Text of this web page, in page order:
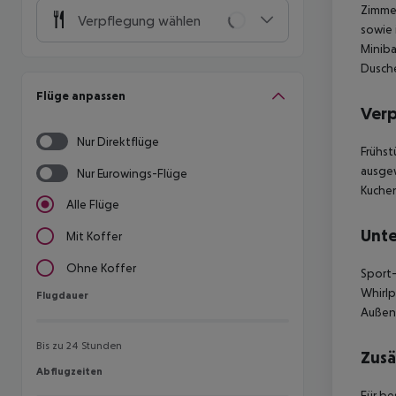
Verpflegung wählen
Flüge anpassen
Nur Direktflüge
Nur Eurowings-Flüge
Alle Flüge
Mit Koffer
Ohne Koffer
Flugdauer
Flugdauer
Bis zu 24 Stunden
Abflugzeiten
Abflugzeiten
sowie